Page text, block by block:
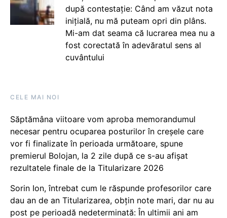
după contestație: Când am văzut nota
inițială, nu mă puteam opri din plâns.
Mi-am dat seama că lucrarea mea nu a
fost corectată în adevăratul sens al
cuvântului
CELE MAI NOI
Săptămâna viitoare vom aproba memorandumul
necesar pentru ocuparea posturilor în creșele care
vor fi finalizate în perioada următoare, spune
premierul Bolojan, la 2 zile după ce s-au afișat
rezultatele finale de la Titularizare 2026
Sorin Ion, întrebat cum le răspunde profesorilor care
dau an de an Titularizarea, obțin note mari, dar nu au
post pe perioadă nedeterminată: În ultimii ani am